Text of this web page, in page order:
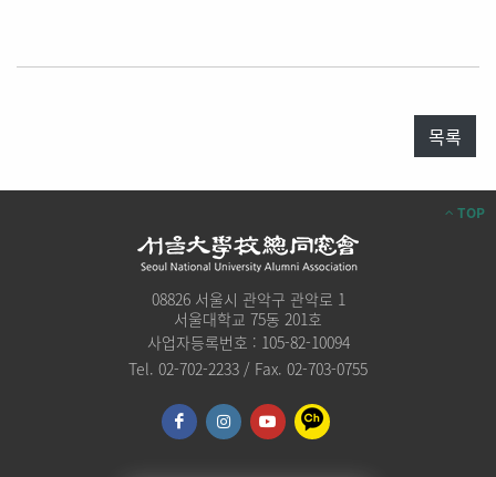
목록
TOP
08826 서울시 관악구 관악로 1
서울대학교 75동 201호
사업자등록번호 : 105-82-10094
Tel. 02-702-2233 / Fax. 02-703-0755